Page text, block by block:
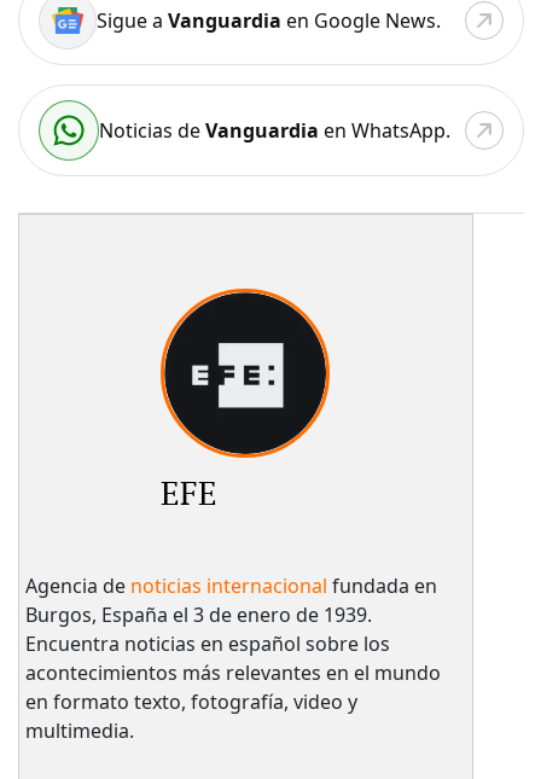
Sigue a Vanguardia en Google News.
Noticias deVanguardia en WhatsApp.
EFE
Agencia de noticias internacional fundada en
Burgos, España el 3 de enero de 1939.
Encuentra noticias en español sobre los
acontecimientos más relevantes en el mundo
en formato texto, fotografía, video y
multimedia.